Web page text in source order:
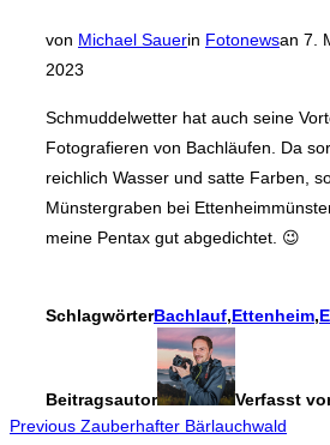
von Michael Sauerin Fotonewsan 7.
2023
Schmuddelwetter hat auch seine
Fotografieren von Bachläufen. Da
reichlich Wasser und satte Farben,
Münstergraben bei
meine Pentax gut abgedichtet. 😉
SchlagwörterBachlauf,Ettenheim,
Beitragsautor Verfasst
Beitragsnavigation
Previous
Previous Zauberhafter Bärlauchwald